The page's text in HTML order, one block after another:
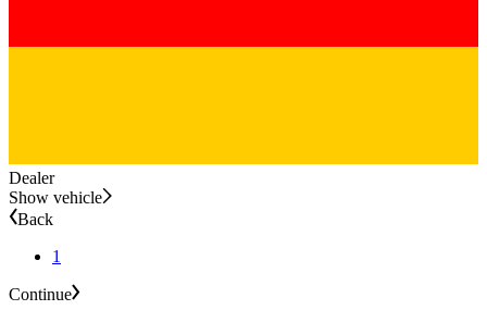
Dealer
Show vehicle
Back
1
Continue